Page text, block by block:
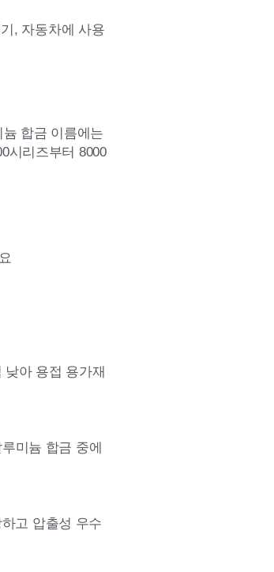
, 자동차에 사용
합금 이름에는
시리즈부터 8000
아 용접 용가재
미늄 합금 중에
고 압출성 우수